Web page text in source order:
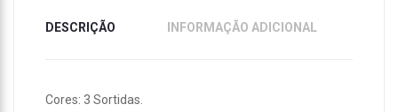
DESCRIÇÃO INFORMAÇÃO ADICIONAL
Cores: 3 Sortidas.